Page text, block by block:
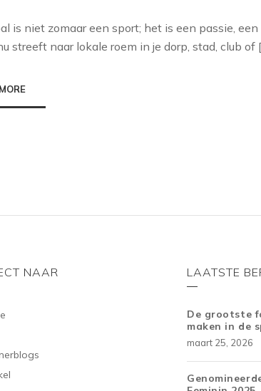
is niet zomaar een sport; het is een passie,
streeft naar lokale roem in je dorp, stad, club of
NAAR LAATSTE
De grootste
maken in de
maart 25, 2026